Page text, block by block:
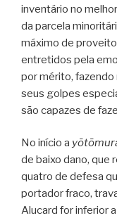
inventário no
da parcela
máximo de
entretidos pela
por mérito, fazendo
seus golpes
são capazes de
No início a
de baixo dano, que
quatro de defesa
portador fraco,
Alucard for inferior